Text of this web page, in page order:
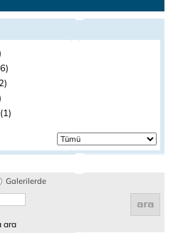
Galerilerde
ara